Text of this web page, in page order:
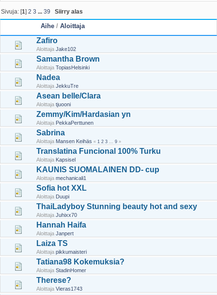
Sivuja: [1]2 3 ...39 Siirry alas
Aihe / Aloittaja
Zafiro
Aloittaja Jake102
Samantha Brown
Aloittaja TopiasHelsinki
Nadea
Aloittaja JekkuTre
Asean belle/Clara
Aloittaja tjuooni
Zemmy/Kim/Hardasian yn
Aloittaja PekkaPerttunen
Sabrina
Aloittaja Mansen Keihäs « 1 2 3 ... 9 »
Translatina Funcional 100% Turku
Aloittaja Kapsisel
KAUNIS SUOMALAINEN DD- cup
Aloittaja mechanicali1
Sofia hot XXL
Aloittaja Duupi
ThaiLadyboy Stunning beauty hot and sexy
Aloittaja Juhixx70
Hannah Haifa
Aloittaja Janpert
Laiza TS
Aloittaja pikkumaisteri
Tatiana98 Kokemuksia?
Aloittaja StadinHomer
Therese?
Aloittaja Vieras1743